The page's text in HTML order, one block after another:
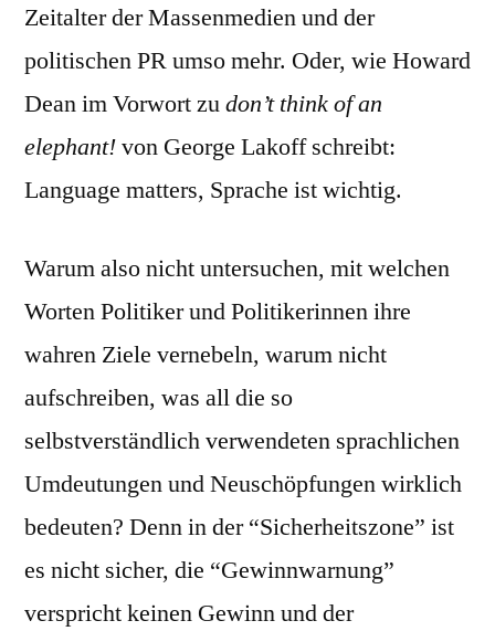
Zeitalter der Massenmedien und der
politischen PR umso mehr. Oder, wie Howard
Dean im Vorwort zudon’t think of an
elephant!von George Lakoff schreibt:
Language matters, Sprache ist wichtig.
Warum also nicht untersuchen, mit welchen
Worten Politiker und Politikerinnen ihre
wahren Ziele vernebeln, warum nicht
aufschreiben, was all die so
selbstverständlich verwendeten sprachlichen
Umdeutungen und Neuschöpfungen wirklich
bedeuten? Denn in der “Sicherheitszone” ist
es nicht sicher, die “Gewinnwarnung”
verspricht keinen Gewinn und der